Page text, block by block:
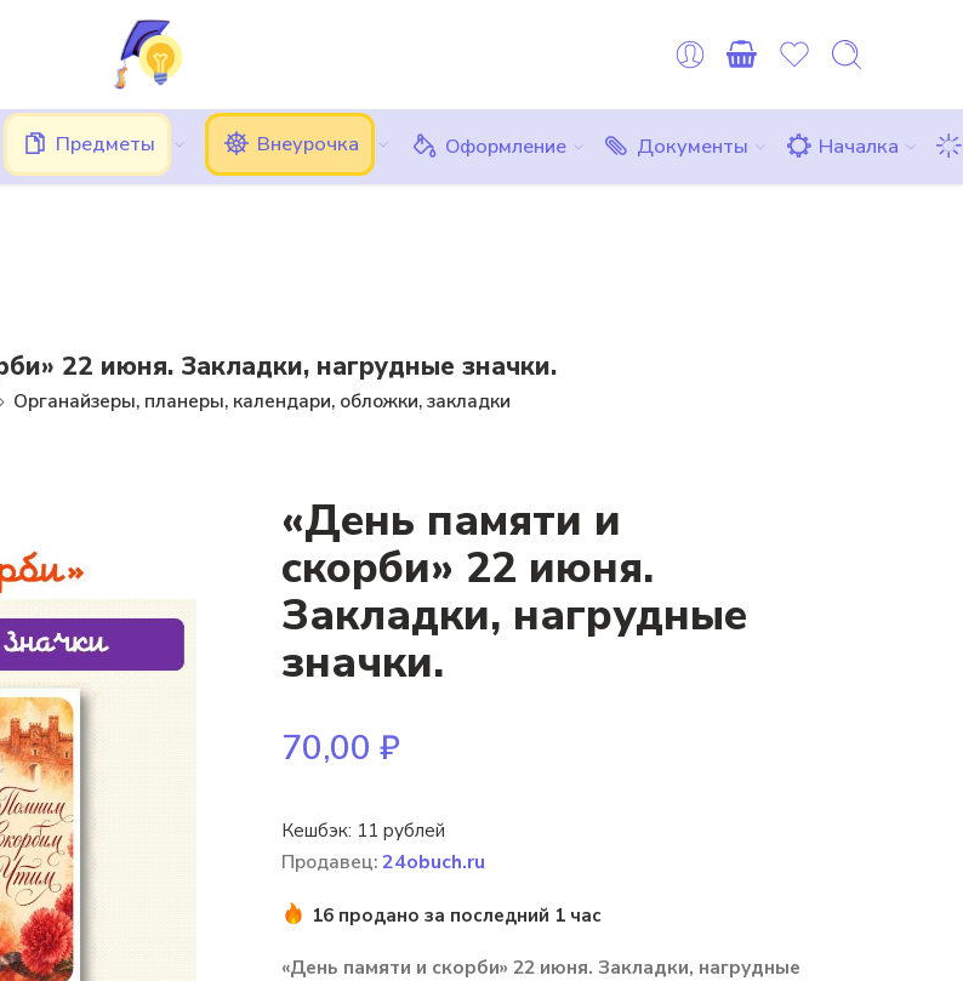
вводе кода подтверждения, в этом случае, оплату можно сделать картой любого другого банка или
Блог
Предметы Внеурочка Оформление Документы Началка
22 июня. Закладки, нагрудные значки.
Органайзеры, планеры, календари, обложки, закладки
«День памяти и
скорби» 22 июня.
Закладки, нагрудные
значки.
70,00 ₽
Кешбэк: 11 рублей
Продавец:24obuch.ru
16 продано за последний 1 час
«День памяти и скорби» 22 июня. Закладки, нагрудные